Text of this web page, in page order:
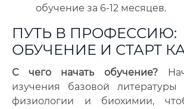
обучение за 6-12 месяцев.
ПУТЬ В ПРОФЕССИЮ:
ОБУЧЕНИЕ И СТАРТ
С чего начать обучение?
изучения базовой
физиологии и биохимии,